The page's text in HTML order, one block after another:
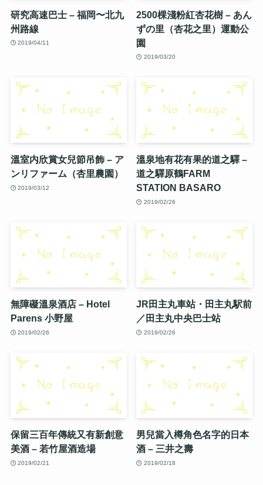
研究高速巴士 – 福岡〜北九
州路線
2019/04/11
2500棵淺粉紅杏花樹 – あん
ずの里（杏花之里）運動公
園
2019/03/20
溫室内欣賞女兒節吊飾 – ア
ンリファーム（杏里農園）
2019/03/12
溫泉地有花有果的道之驛 –
道之驛原鶴FARM
STATION BASARO
2019/02/26
無障礙溫泉酒店 – Hotel
Parens 小野屋
2019/02/26
JR田主丸車站・田主丸駅前
／田主丸中央巴士站
2019/02/26
保留三百年傳統又有新創意
美酒 – 若竹屋酒造場
2019/02/21
男兒當入樽角色名字的日本
酒 – 三井之壽
2019/02/18